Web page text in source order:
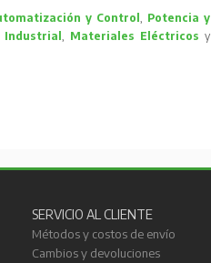
y Control, Potencia y
, Materiales Eléctricos y
SERVICIO AL CLIENTE
Métodos y costos de envío
Cambios y devoluciones